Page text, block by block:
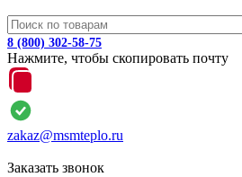
8 (800) 302-58-75
Нажмите, чтобы скопировать почту
zakaz@msmteplo.ru
Заказать звонок